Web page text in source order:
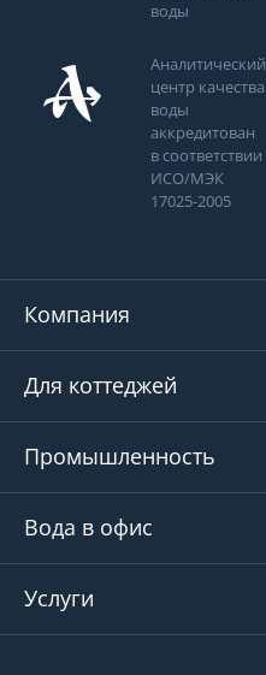
воды
Аналитический
центр качества
воды
аккредитован
в соответствии
ИСО/МЭК
17025-2005
Компания
Для коттеджей
Промышленность
Вода в офис
Услуги